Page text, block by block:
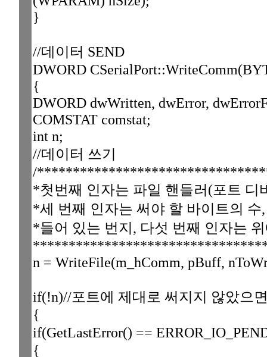
}
//데이터 SEND
DWORD
{
DWORD dwWritten, dwError,
COMSTAT comstat;
int n;
//데이터 쓰기
/
*첫번째 인자는 파일 핸들러(포트
*세 번째 인자는 써야 할 바이트의
*들어 있는 번지, 다섯 번째 인자는
n = WriteFile(m_hComm, pBuff,
if(!n)//포트에 제대로 써지지 않았으
{
if(GetLastError() ==
{